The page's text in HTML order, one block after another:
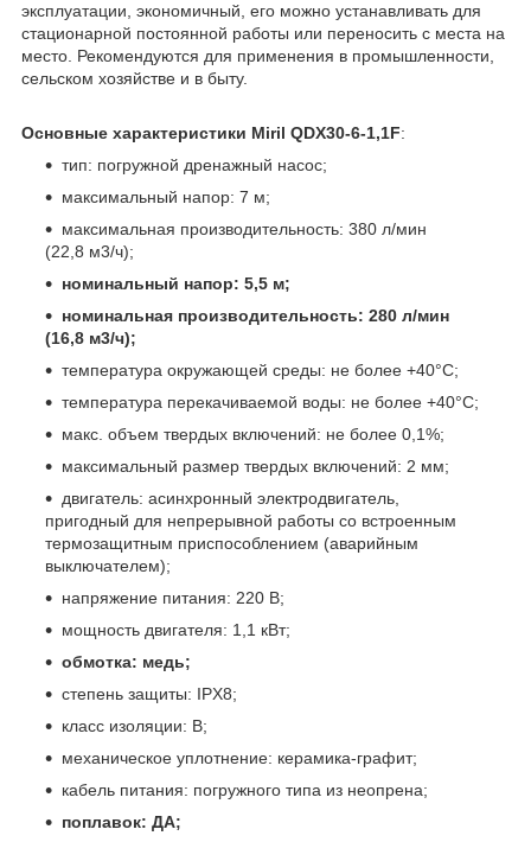
эксплуатации, экономичный, его можно устанавливать для
стационарной постоянной работы или переносить с места на
место. Рекомендуются для применения в промышленности,
сельском хозяйстве и в быту.
Основные характеристики Miril QDX30-6-1,1F:
тип: погружной дренажный насос;
максимальный напор: 7 м;
максимальная производительность: 380 л/мин
(22,8 м3/ч);
номинальный напор: 5,5 м;
номинальная производительность: 280 л/мин
(16,8 м3/ч);
температура окружающей среды: не более +40°С;
температура перекачиваемой воды: не более +40°С;
макс. объем твердых включений: не более 0,1%;
максимальный размер твердых включений: 2 мм;
двигатель: асинхронный электродвигатель,
пригодный для непрерывной работы со встроенным
термозащитным приспособлением (аварийным
выключателем);
напряжение питания: 220 В;
мощность двигателя: 1,1 кВт;
обмотка: медь;
степень защиты: IPX8;
класс изоляции: B;
механическое уплотнение: керамика-графит;
кабель питания: погружного типа из неопрена;
поплавок: ДА;